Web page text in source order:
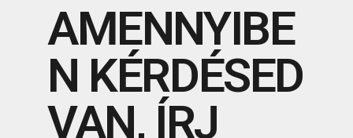
AMENNYIBE
N KÉRDÉSED
VAN, ÍRJ